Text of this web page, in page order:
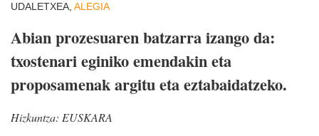
UDALETXEA, ALEGIA
Abian prozesuaren batzarra izango da:
txostenari eginiko emendakin eta
proposamenak argitu eta eztabaidatzeko.
Hizkuntza: EUSKARA